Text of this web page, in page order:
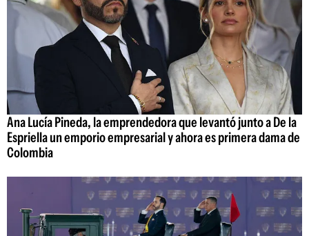
Ana Lucía Pineda, la emprendedora que levantó junto a De la
Espriella un emporio empresarial y ahora es primera dama de
Colombia